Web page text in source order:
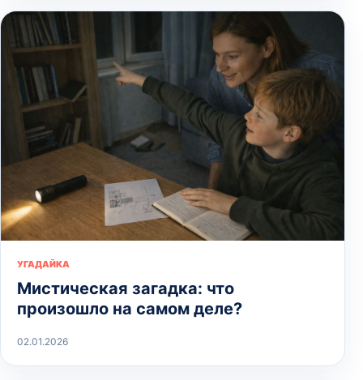
УГАДАЙКА
Мистическая загадка: что
произошло на самом деле?
02.01.2026